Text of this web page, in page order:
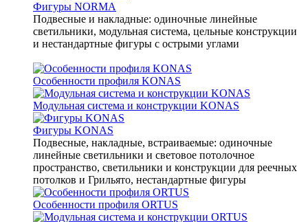
Фигуры NORMA
Подвесные и накладные: одиночные линейные
светильники, модульная система, цельные конструкции
и нестандартные фигуры с острыми углами
Особенности профиля KONAS
Модульная система и конструкции KONAS
Фигуры KONAS
Подвесные, накладные, встраиваемые: одиночные
линейные светильники и световое потолочное
пространство, светильники и конструкции для реечных
потолков и Грильято, нестандартные фигуры
Особенности профиля ORTUS